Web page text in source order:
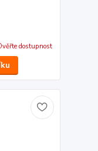
dostupnost